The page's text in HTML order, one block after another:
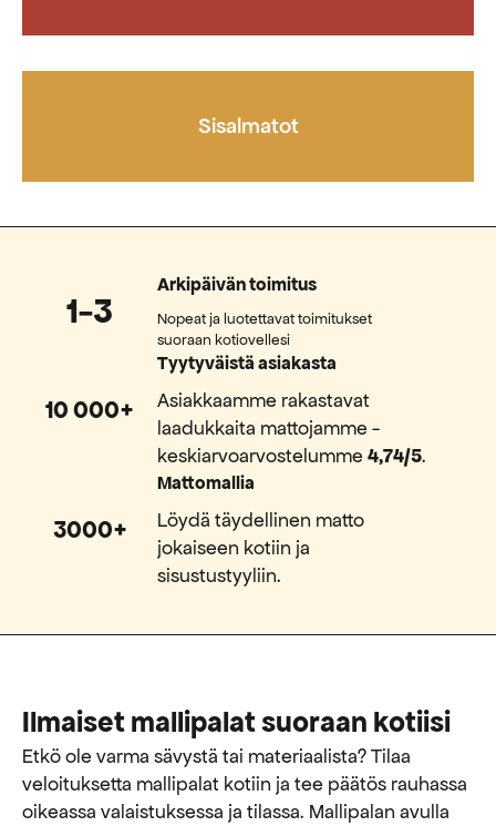
Sisalmatot
1-3
Arkipäivän toimitus
Nopeat ja luotettavat toimitukset
suoraan kotiovellesi
10 000+
Tyytyväistä asiakasta
Asiakkaamme rakastavat
laadukkaita mattojamme -
keskiarvoarvostelumme4,74/5.
3000+
Mattomallia
Löydä täydellinen matto
jokaiseen kotiin ja
sisustustyyliin.
Ilmaiset mallipalat suoraan kotiisi
Etkö ole varma sävystä tai materiaalista? Tilaa
veloituksetta mallipalat kotiin ja tee päätös rauhassa
oikeassa valaistuksessa ja tilassa. Mallipalan avulla